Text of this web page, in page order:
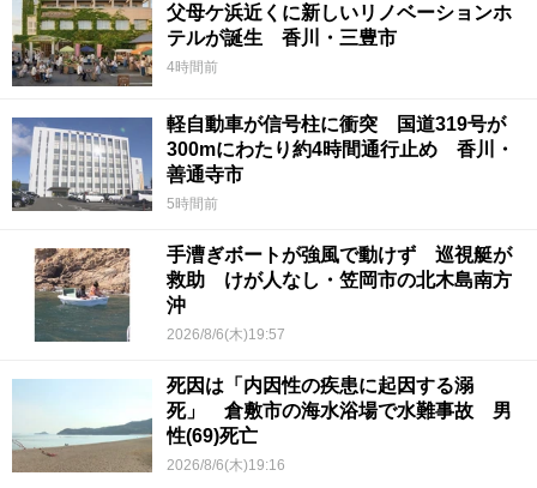
父母ケ浜近くに新しいリノベーションホ
テルが誕生 香川・三豊市
4時間前
軽自動車が信号柱に衝突 国道319号が
300mにわたり約4時間通行止め 香川・
善通寺市
5時間前
手漕ぎボートが強風で動けず 巡視艇が
救助 けが人なし・笠岡市の北木島南方
沖
2026/8/6(木)19:57
死因は「内因性の疾患に起因する溺
死」 倉敷市の海水浴場で水難事故 男
性(69)死亡
2026/8/6(木)19:16